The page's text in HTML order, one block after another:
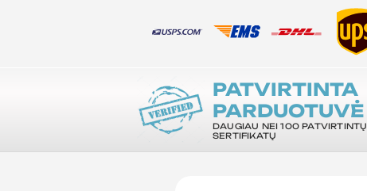
PATVIRTINTA
PARDUOTUVĖ
DAUGIAU NEI 100 PATVIRTINTŲ
SERTIFIKATŲ